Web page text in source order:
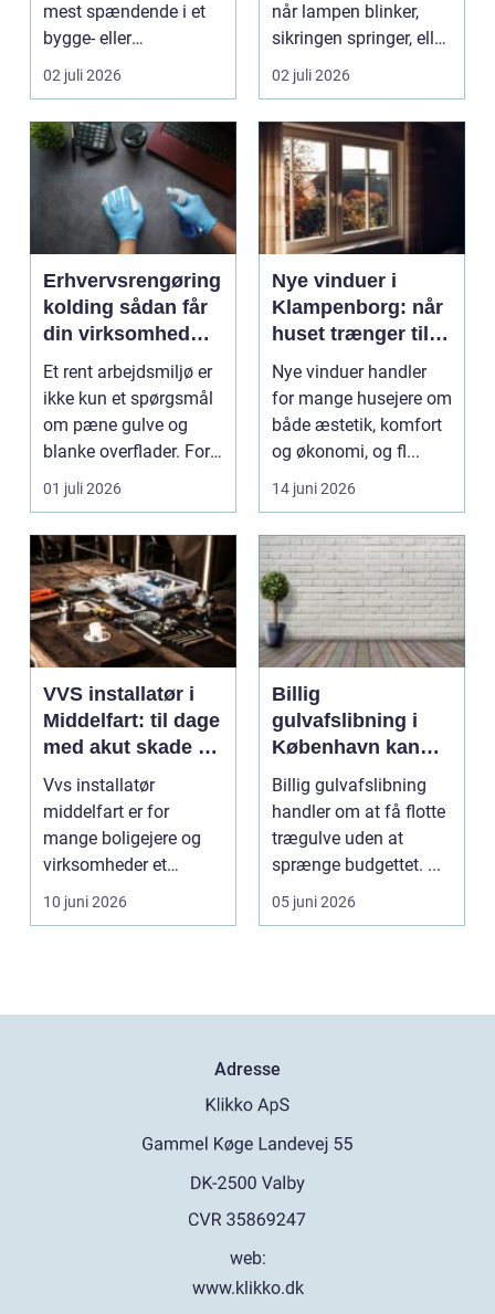
mest spændende i et
bygge- eller
haveprojekt, men hele
02 juli 2026
når lampen blinker,
sikringen springer, eller
du skal h...
02 juli 2026
Erhvervsrengøring
kolding sådan får
din virksomhed
mere end bare
rene lokaler
Et rent arbejdsmiljø er
ikke kun et spørgsmål
om pæne gulve og
blanke overflader. For
mange virksomh...
01 juli 2026
Nye vinduer i
Klampenborg: når
huset trænger til
renovering
Nye vinduer handler
for mange husejere om
både æstetik, komfort
og økonomi, og fl...
14 juni 2026
VVS installatør i
Middelfart: til dage
med akut skade og
almindelig service
Vvs installatør
middelfart er for
mange boligejere og
virksomheder et
søgeord, der duk...
10 juni 2026
Billig
gulvafslibning i
København kan
være vejen til
flottere gulve
Billig gulvafslibning
handler om at få flotte
trægulve uden at
sprænge budgettet. ...
05 juni 2026
Adresse
web:
www.klikko.dk